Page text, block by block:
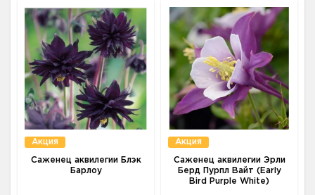
Акция
Саженец аквилегии Блэк
Барлоу
Акция
Саженец аквилегии Эрли
Берд Пурпл Вайт (Early
Bird Purple White)